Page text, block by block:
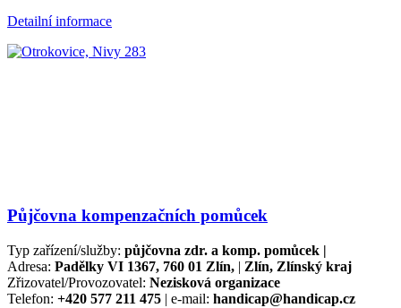
Detailní informace
Půjčovna kompenzačních pomůcek
Typ zařízení/služby: půjčovna zdr. a komp. pomůcek |
Adresa: Padělky VI 1367, 760 01 Zlín, | Zlín, Zlínský kraj
Zřizovatel/Provozovatel: Nezisková organizace
Telefon: +420 577 211 475 | e-mail: handicap@handicap.cz